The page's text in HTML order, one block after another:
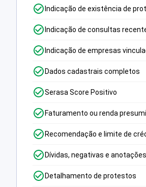
Indicação de existência de
Indicação de consultas
Indicação de empresas
Dados cadastrais completos
Serasa Score Positivo
Faturamento ou renda
Recomendação e limite de
Dívidas, negativas e anotações
Detalhamento de protestos